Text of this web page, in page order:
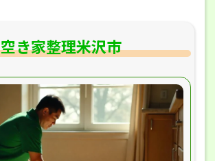
空き家整理米沢市